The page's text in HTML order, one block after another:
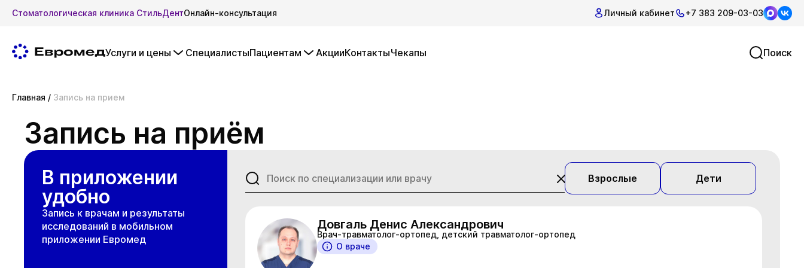
Стоматологическая клиника СтильДентОнлайн-консультация Личный кабинет +7 383 209-03-03
Услуги и цены СпециалистыПациентам АкцииКонтактыЧекапы Поиск
Главная / Запись на прием
Запись на приём
В приложении
удобно
Запись к врачам и результаты
исследований в мобильном
приложении Евромед
Взрослые Дети
Довгаль Денис Александрович
Врач-травматолог-ортопед, детский травматолог-ортопед
О враче